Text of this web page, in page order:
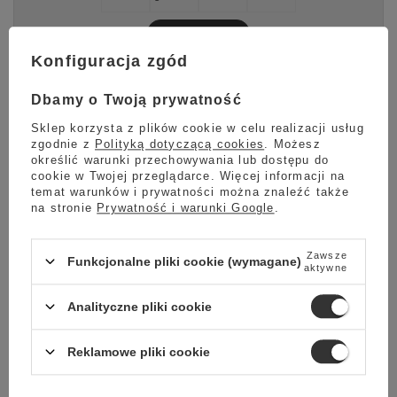
Filiżanka do kawy Club House Maniko 300 ml -
Czarna
Filiżanka do kawywłoskiego producenta Club House o
pojemności 300 ml w kolorze czarnym. Filiżanki są używane w
Club House Maniko to perfekcyjne połączenie elegancji i
funkcjonalności, zaprojektowane z myślą o miłośnikach kawy,
którzy cenią sobie doskonały smak i wygodę użytkowania.
ścianek pozwala na utrzymanie optymalnej temperatury
napoju, jednocześnie chroniąc zewnętrzną część filiżanki przed
Konfiguracja zgód
Dbamy o Twoją prywatność
Sklep korzysta z plików cookie w celu realizacji usług
zgodnie z Polityką dotyczącą cookies
. Możesz
określić warunki przechowywania lub dostępu do
cookie w Twojej przeglądarce. Więcej informacji na
temat warunków i prywatności można znaleźć także
na stronie Prywatność i warunki Google
Funkcjonalne pliki cookie (wymagane) Zawsze
aktywne
Analityczne pliki cookie
Reklamowe pliki cookie